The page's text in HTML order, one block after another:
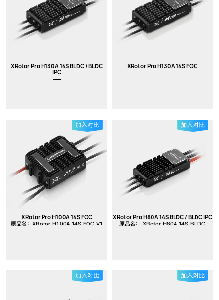
XRotor Pro H130A 14S BLDC / BLDC
IPC
XRotor Pro H130A 14S FOC
XRotor Pro H100A 14S FOC
原品名：XRotor H100A 14S FOC V1
XRotor Pro H80A 14S BLDC / BLDC IPC
原品名： XRotor H80A 14S BLDC